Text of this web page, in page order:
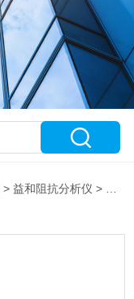
>益和阻抗分析仪 > 益和精密阻抗分析仪介电常数测试6632